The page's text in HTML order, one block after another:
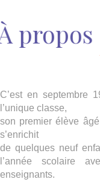
À
C’est en septembre
l’unique classe,
son premier élève
s’enrichit
de quelques neuf
l’année scolaire
enseignants.